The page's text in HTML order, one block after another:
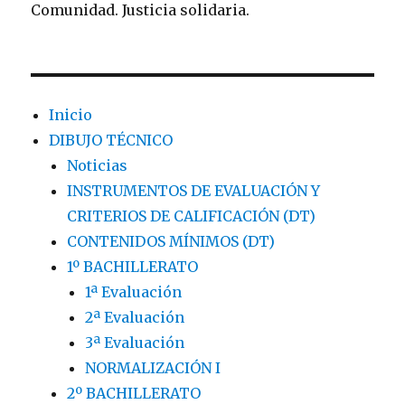
Comunidad. Justicia solidaria.
Inicio
DIBUJO TÉCNICO
Noticias
INSTRUMENTOS DE EVALUACIÓN Y
CRITERIOS DE CALIFICACIÓN (DT)
CONTENIDOS MÍNIMOS (DT)
1º BACHILLERATO
1ª Evaluación
2ª Evaluación
3ª Evaluación
NORMALIZACIÓN I
2º BACHILLERATO